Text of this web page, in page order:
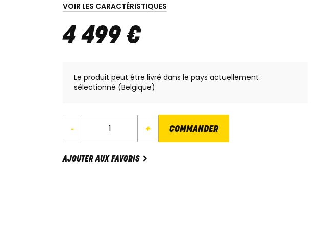
VOIR LES CARACTÉRISTIQUES
4 499 €
Le produit peut être livré dans le pays actuellement
sélectionné (Belgique)
- + COMMANDER
AJOUTER AUX FAVORIS